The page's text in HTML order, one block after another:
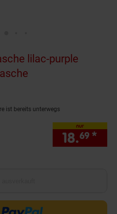
lilac-purple
ist bereits unterwegs
nur
18.69 *